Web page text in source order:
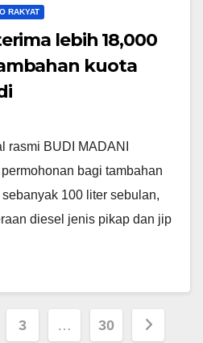
RAKYAT
lebih 18,000
kuota
rasmi BUDI MADANI
bagi tambahan
100 liter sebulan,
diesel jenis pikap dan jip
3 … 30